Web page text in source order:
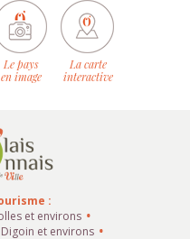
Le pays
en image
La carte
interactive
:
et environs
Digoin et environs